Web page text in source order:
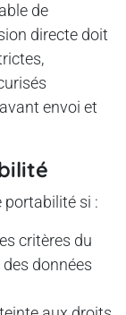
de
directe doit
envoi et
portabilité si :
critères du
données